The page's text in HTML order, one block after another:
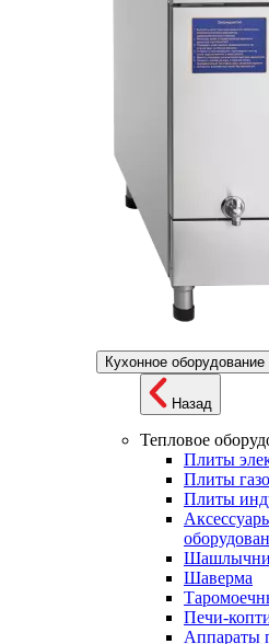
Кухонное оборудование
Назад
Тепловое
Плиты
Плиты
Плиты
Шаверма
Печи-
Аппараты